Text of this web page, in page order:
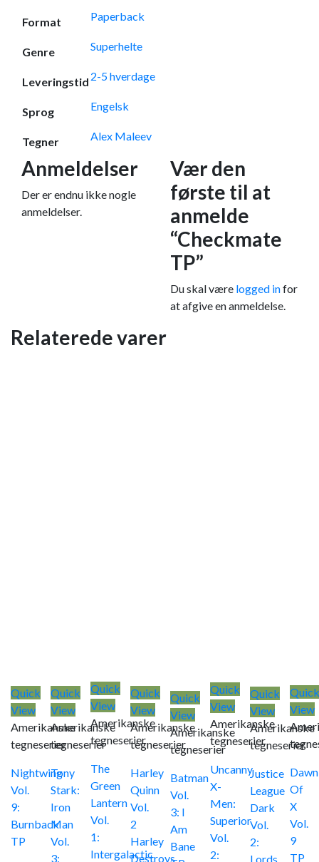
Format Paperback
Genre Superhelte
Leveringstid 2-5 hverdage
Sprog Engelsk
Tegner Alex Maleev
Anmeldelser
Der er endnu ikke nogle
anmeldelser.
Vær den
første til at
anmelde
“Checkmate
TP”
Du skal være logged infor
at afgive en anmeldelse.
Relaterede varer
Quick
View
Amerikanske
tegneserier
Nightwing
Vol.
9:
Burnback
TP
Quick
View
Amerikanske
tegneserier
Tony
Stark:
Iron
Man
Vol.
3:
Quick
View
Amerikanske
tegneserier
The
Green
Lantern
Vol.
1:
Intergalactic
Quick
View
Amerikanske
tegneserier
Harley
Quinn
Vol.
2
Harley
Destroys
Quick
View
Amerikanske
tegneserier
Batman
Vol.
3: I
Am
Bane
Quick
View
Amerikanske
tegneserier
Uncanny
X-
Men:
Superior
Vol.
2:
Quick
View
Amerikanske
tegneserier
Justice
League
Dark
Vol.
2:
Lords
Quick
View
Dawn
Of
X
Vol.
9
TP